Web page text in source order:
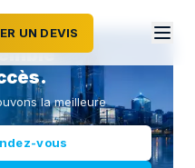
UN DEVIS
la meilleure
vous